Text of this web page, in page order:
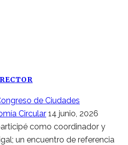
de Ciudades
Circular 14 junio, 2026
como coordinador y
un encuentro de referencia